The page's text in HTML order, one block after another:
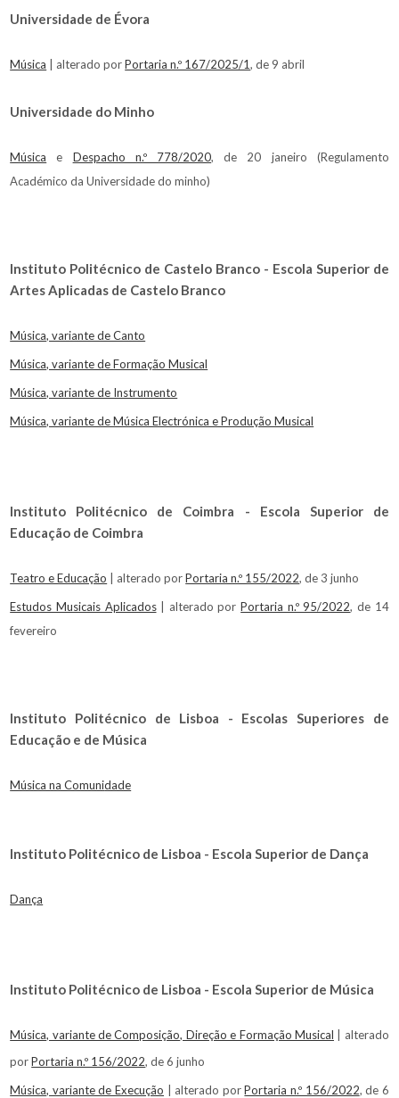
Universidade de Évora
Música | alterado porPortaria n.º 167/2025/1, de 9 abril
Universidade do Minho
Música e Despacho n.º 778/2020, de 20 janeiro (Regulamento
Académico da Universidade do minho)
Instituto Politécnico de Castelo Branco - Escola Superior de
Artes Aplicadas de Castelo Branco
Música, variante de Canto
Música, variante de Formação Musical
Música, variante de Instrumento
Música, variante de Música Electrónica e Produção Musical
Instituto Politécnico de Coimbra - Escola Superior de
Educação de Coimbra
Teatro e Educação | alterado porPortaria n.º 155/2022, de 3 junho
Estudos Musicais Aplicados| alterado porPortaria n.º 95/2022, de 14
fevereiro
Instituto Politécnico de Lisboa - Escolas Superiores de
Educação e de Música
Música na Comunidade
Instituto Politécnico de Lisboa - Escola Superior de Dança
Dança
Instituto Politécnico de Lisboa - Escola Superior de Música
Música, variante de Composição, Direção e Formação Musical | alterado
porPortaria n.º 156/2022, de 6 junho
Música, variante de Execução | alterado porPortaria n.º 156/2022, de 6